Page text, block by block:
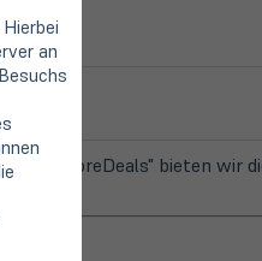
"StoreDeals" bieten wir
an